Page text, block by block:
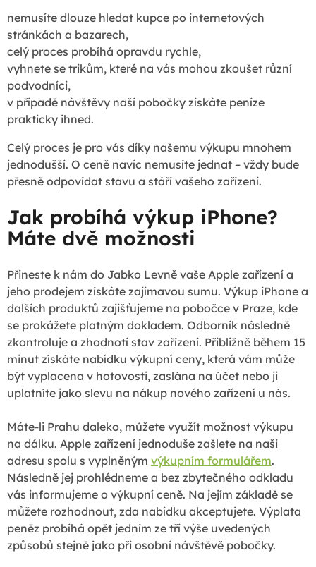
nemusíte dlouze hledat kupce po internetových
stránkách a bazarech,
celý proces probíhá opravdu rychle,
vyhnete se trikům, které na vás mohou zkoušet různí
podvodníci,
v případě návštěvy naší pobočky získáte peníze
prakticky ihned.
Celý proces je pro vás díky našemu výkupu mnohem
jednodušší. O ceně navíc nemusíte jednat – vždy bude
přesně odpovídat stavu a stáří vašeho zařízení.
Jak probíhá výkup iPhone?
Máte dvě možnosti
Přineste k nám do Jabko Levně vaše Apple zařízení a
jeho prodejem získáte zajímavou sumu. Výkup iPhone a
dalších produktů zajišťujeme na pobočce v Praze, kde
se prokážete platným dokladem. Odborník následně
zkontroluje a zhodnotí stav zařízení. Přibližně během 15
minut získáte nabídku výkupní ceny, která vám může
být vyplacena v hotovosti, zaslána na účet nebo ji
uplatníte jako slevu na nákup nového zařízení u nás.
Máte-li Prahu daleko, můžete využít možnost výkupu
na dálku. Apple zařízení jednoduše zašlete na naši
adresu spolu s vyplněným výkupním formulářem.
Následně jej prohlédneme a bez zbytečného odkladu
vás informujeme o výkupní ceně. Na jejím základě se
můžete rozhodnout, zda nabídku akceptujete. Výplata
peněz probíhá opět jedním ze tří výše uvedených
způsobů stejně jako při osobní návštěvě pobočky.